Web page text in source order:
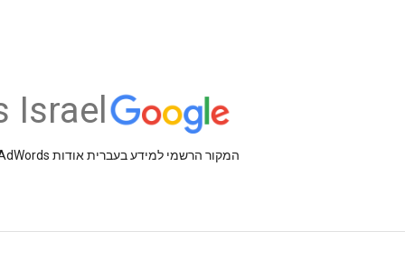
Israel
המקור הרשמי למידע בעברית אודות AdSense ,AdWords וכלים עסקיים אחרים של Google